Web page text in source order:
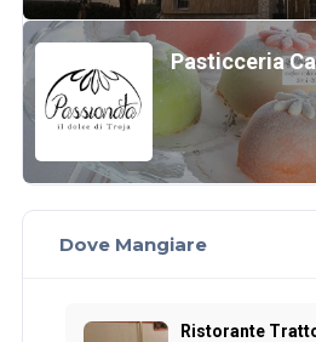
Pasticceria
Dove Mangiare
Ristorante